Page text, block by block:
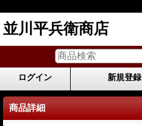
並川平兵衛商店
ログイン 新規登録
商品詳細